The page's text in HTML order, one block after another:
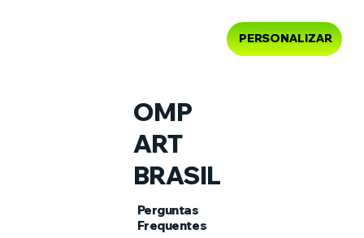
PERSONALIZAR
OMP
ART
BRASIL
Perguntas
Frequentes